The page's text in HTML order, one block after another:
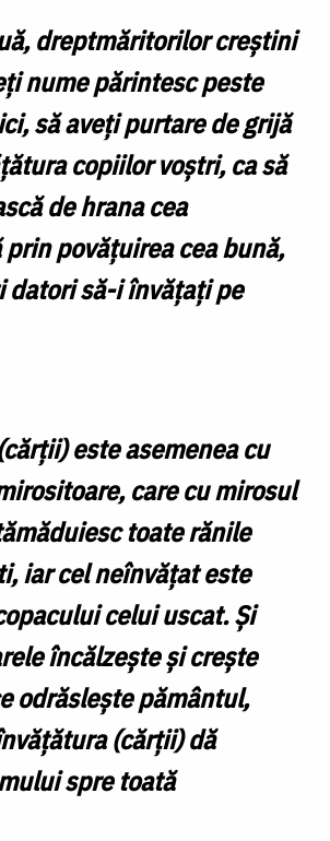
dreptmăritorilor creştini
nume părintesc peste
să aveţi purtare de grijă
copiilor voştri, ca să
de hrana cea
povăţuirea cea bună,
datori să-i învăţaţi pe
este asemenea cu
care cu mirosul
toate rănile
iar cel neînvăţat este
celui uscat. Şi
încălzeşte şi creşte
odrăsleşte pământul,
(cărţii) dă
spre toată